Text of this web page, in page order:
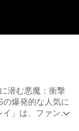
潜む悪魔：衝撃
爆発的な人気に
イ」は、ファンか